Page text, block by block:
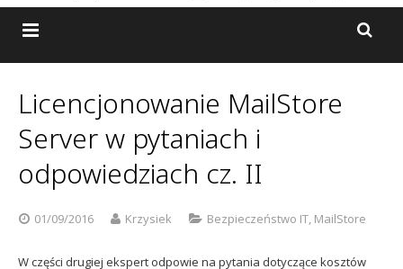
Backup-Solutions
Bezpieczeństwo IT
Usługi
Newsletter
Licencjonowanie MailStore
Server w pytaniach i
odpowiedziach cz. II
01/09/2016 Krzysiek Bezpieczeństwo IT, MailStore
W części drugiej ekspert odpowie na pytania dotyczące kosztów